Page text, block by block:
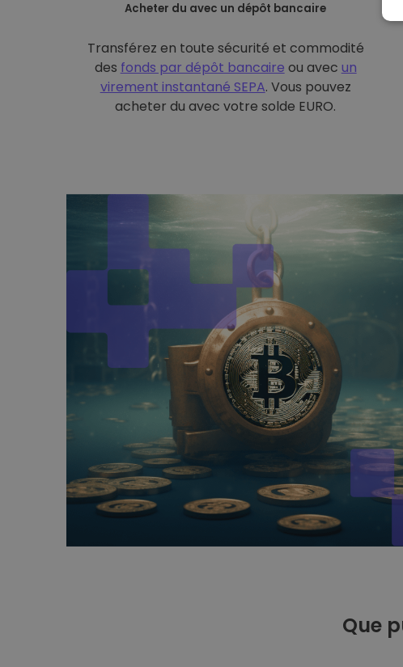
Acheter du avec un dépôt bancaire
Transférez en toute sécurité et commodité
des fonds par dépôt bancaire ou avec un
virement instantané SEPA. Vous pouvez
acheter du avec votre solde EURO.
Que